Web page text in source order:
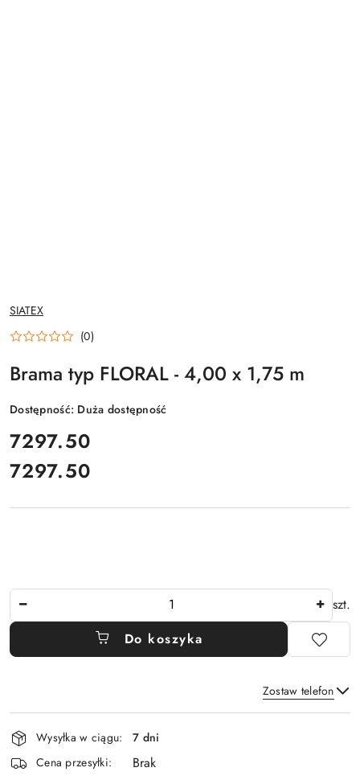
NAZWA
PRODUCENTA:
SIATEX
(0)
Brama typ FLORAL - 4,00 x 1,75 m
Dostępność: Duża dostępność
cena:
7297.50
Cena:
7297.50
szt.
Do koszyka
Zostaw telefon
Dostępność
i
dostawa
Wysyłka w ciągu:
7 dni
Cena przesyłki:
Brak